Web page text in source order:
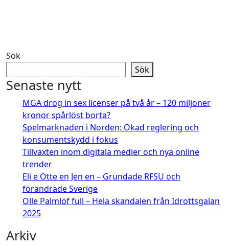
Sök
Sök
Senaste nytt
MGA drog in sex licenser på två år – 120 miljoner
kronor spårlöst borta?
Spelmarknaden i Norden: Ökad reglering och
konsumentskydd i fokus
Tillväxten inom digitala medier och nya online
trender
Eli e Otte en Jen en – Grundade RFSU och
förändrade Sverige
Olle Palmlöf full – Hela skandalen från Idrottsgalan
2025
Arkiv